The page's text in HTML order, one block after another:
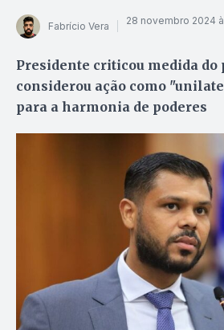
Fabrício Vera 28 novembro 2024
Presidente criticou medida do
considerou ação como
para a harmonia de poderes